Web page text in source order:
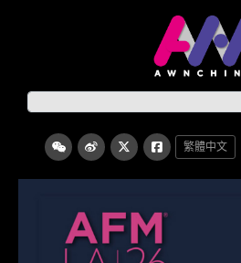
繁體中文